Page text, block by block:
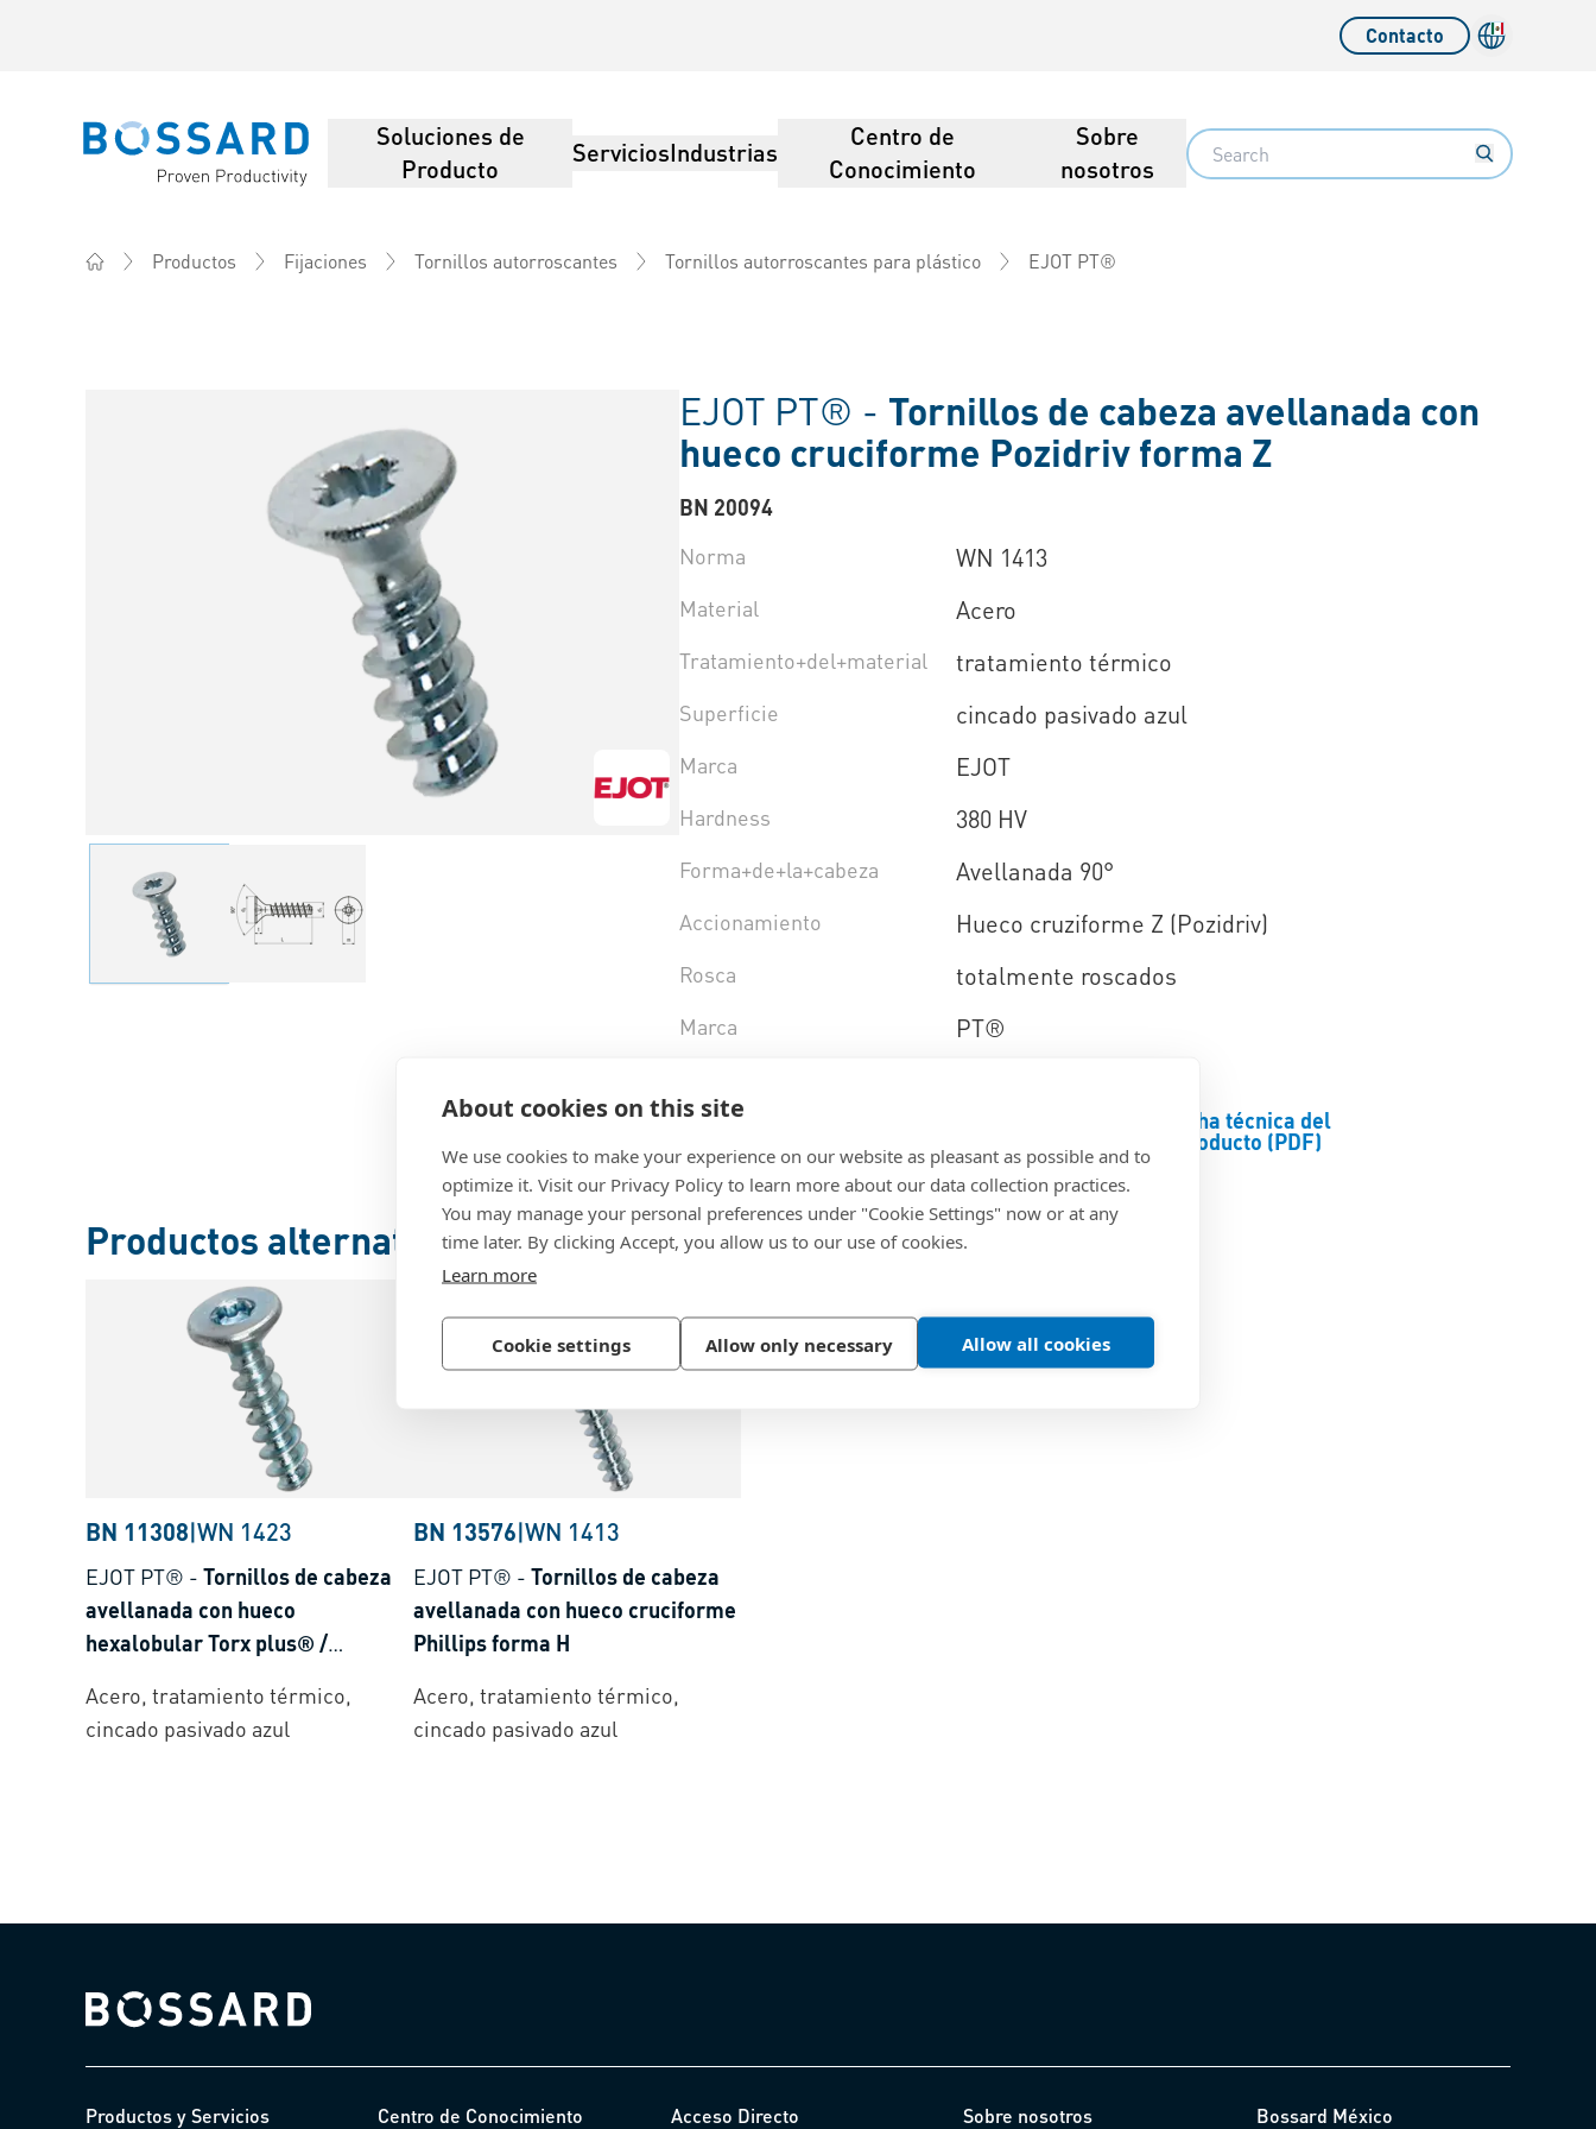
About cookies on this site
We use cookies to make your experience on our website as pleasant as possible and to
optimize it. Visit our Privacy Policy to learn more about our data collection practices.
You may manage your personal preferences under "Cookie Settings" now or at any
time later. By clicking Accept, you allow us to our use of cookies.
Learn more
Cookie settings Allow only necessary Allow all cookies
Contacto
Bossard homepage
Soluciones de
Producto
ServiciosIndustrias
Centro de
Conocimiento
Sobre
nosotros
Search
Productos Fijaciones Tornillos autorroscantes Tornillos autorroscantes para plástico EJOT PT®
EJOT PT® - Tornillos de cabeza avellanada con
hueco cruciforme Pozidriv forma Z
BN 20094
Norma
WN 1413
Material Acero
Tratamiento+del+material tratamiento térmico
Superficie cincado pasivado azul
Marca EJOT
Hardness 380 HV
Forma+de+la+cabeza Avellanada 90°
Accionamiento Hueco cruziforme Z (Pozidriv)
Rosca totalmente roscados
Marca PT®
Ficha técnica del
producto (PDF)
Productos alternativos
BN 11308|WN 1423
EJOT PT® - Tornillos de cabeza
avellanada con hueco
hexalobular Torx plus® /
Acero, tratamiento térmico,
cincado pasivado azul
BN 13576|WN 1413
EJOT PT® - Tornillos de cabeza
avellanada con hueco cruciforme
Phillips forma H
Acero, tratamiento térmico,
cincado pasivado azul
Bossard homepage
Productos y Servicios Centro de Conocimiento Acceso Directo Sobre nosotros Bossard México